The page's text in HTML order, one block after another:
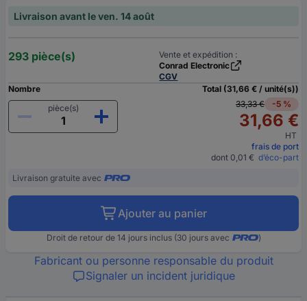
Livraison avant le ven. 14 août
293 pièce(s)
Vente et expédition :
Conrad Electronic
CGV
Nombre
pièce(s)
Total (31,66 € / unité(s))
33,33 €
-5 %
31,66 €
HT
frais de port
dont 0,01 € d’éco-part
Livraison gratuite avec
Ajouter au panier
Droit de retour de 14 jours inclus (30 jours avec )
Fabricant ou personne responsable du produit
Signaler un incident juridique